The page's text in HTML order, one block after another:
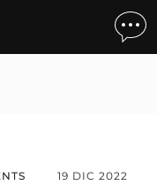
19 DIC 2022